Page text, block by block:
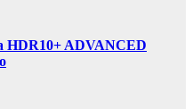
HDR10+ ADVANCED